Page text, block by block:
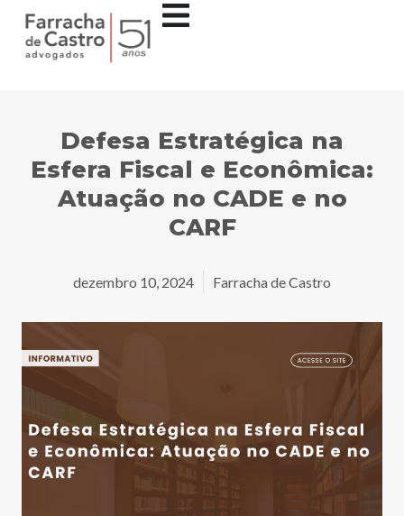
Defesa Estratégica na
Esfera Fiscal e Econômica:
Atuação no CADE e no
CARF
dezembro 10, 2024 Farracha de Castro